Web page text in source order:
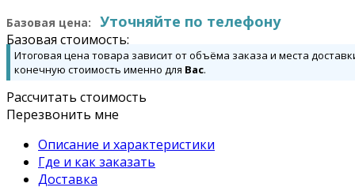
Базовая цена: Уточняйте по телефону
Базовая стоимость:
Итоговая цена товара зависит от объёма заказа и места
конечную стоимость именно для Вас.
Рассчитать стоимость
Перезвонить мне
Описание и характеристики
Где и как заказать
Доставка